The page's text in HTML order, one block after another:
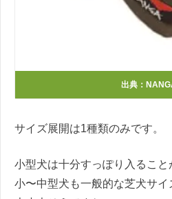
出典：
サイズ展開は1種類のみです。
小型犬は十分すっぽり入ること
小〜中型犬も一般的な芝犬サイ